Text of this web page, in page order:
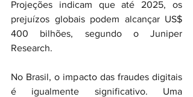
Projeções indicam que até 2025, os
prejuízos globais podem alcançar US$
400 bilhões, segundo o Juniper
Research.
No Brasil, o impacto das fraudes digitais
é igualmente significativo. Uma